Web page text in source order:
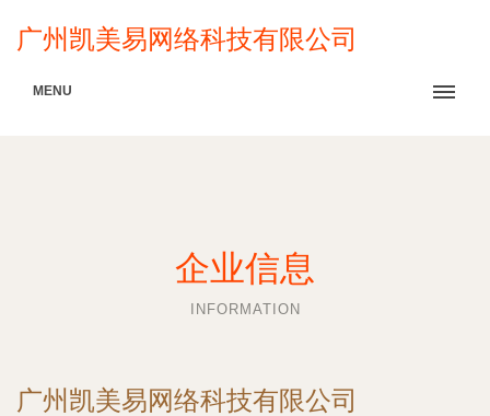
广州凯美易网络科技有限公司
MENU
企业信息
INFORMATION
广州凯美易网络科技有限公司